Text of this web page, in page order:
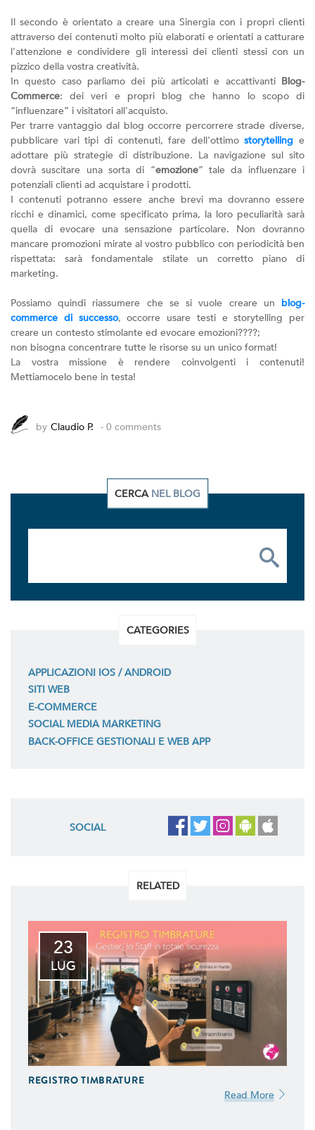
Il secondo è orientato a creare una Sinergia con i propri clienti
attraverso dei contenuti molto più elaborati e orientati a catturare
l'attenzione e condividere gli interessi dei clienti stessi con un
pizzico della vostra creatività.
In questo caso parliamo dei più articolati e accattivanti Blog-
Commerce: dei veri e propri blog che hanno lo scopo di
“influenzare” i visitatori all'acquisto.
Per trarre vantaggio dal blog occorre percorrere strade diverse,
pubblicare vari tipi di contenuti, fare dell'ottimostorytelling e
adottare più strategie di distribuzione. La navigazione sul sito
dovrà suscitare una sorta di “emozione” tale da influenzare i
potenziali clienti ad acquistare i prodotti.
I contenuti potranno essere anche brevi ma dovranno essere
ricchi e dinamici, come specificato prima, la loro peculiarità sarà
quella di evocare una sensazione particolare. Non dovranno
mancare promozioni mirate al vostro pubblico con periodicità ben
rispettata: sarà fondamentale stilate un corretto piano di
marketing.
Possiamo quindi riassumere che se si vuole creare un blog-
commerce di successo, occorre usare testi e storytelling per
creare un contesto stimolante ed evocare emozioni????;
non bisogna concentrare tutte le risorse su un unico format!
La vostra missione è rendere coinvolgenti i contenuti!
Mettiamocelo bene in testa!
by Claudio P. - 0 comments
CERCA NEL BLOG
CATEGORIES
APPLICAZIONI IOS / ANDROID
SITI WEB
E-COMMERCE
SOCIAL MEDIA MARKETING
BACK-OFFICE GESTIONALI E WEB APP
SOCIAL
RELATED
23
LUG
REGISTRO TIMBRATURE
Read More